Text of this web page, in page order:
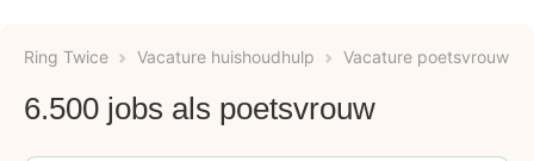
Ring Twice Vacature huishoudhulp Vacature poetsvrouw
6.500 jobs als poetsvrouw